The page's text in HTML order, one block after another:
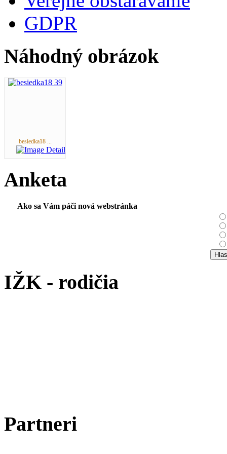
GDPR
Náhodný obrázok
besiedka18 ...
Anketa
Ako sa Vám páči nová webstránka
IŽK - rodičia
Partneri